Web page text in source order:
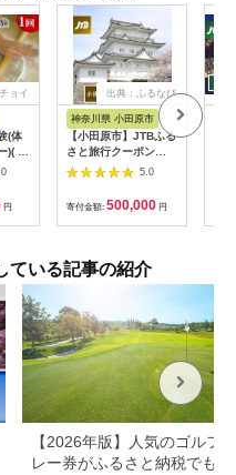
ョイ
(体
)( 体
市
D3-
円
出典：ふるなび
神奈川県 小田原市
【小田原市】JTBふる
さと旅行クーポン
（150,000円分）有効
期間3年（Eメール発
行）｜予約 宿泊 観光
体験 温泉 ホテル 旅館
チケット 子供 子連れ
ンライン ネット 電話
神奈川 神奈川
5.0
寄付金額: 500,000 円
ている記事の紹介
【2026年版】人気のゴルフ
レー券がふるさと納税でもら